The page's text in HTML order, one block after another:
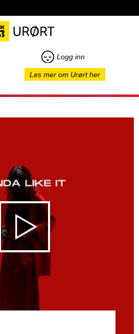
Logg inn
Les mer om Urørt her